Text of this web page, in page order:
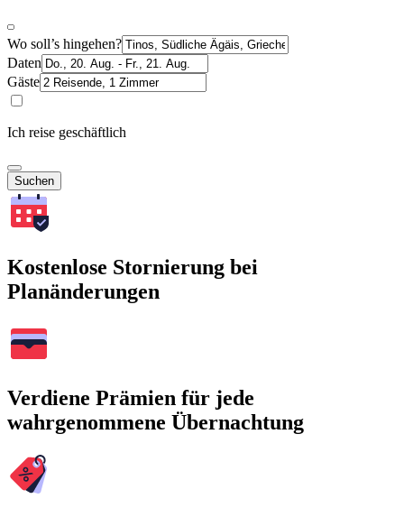
Wo soll’s hingehen?
Daten
Gäste
Ich reise geschäftlich
Suchen
Kostenlose Stornierung bei
Planänderungen
Verdiene Prämien für jede
wahrgenommene Übernachtung